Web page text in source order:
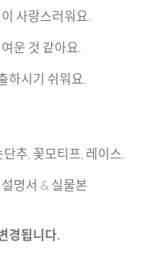
사랑스러워요.
운 것 같아요.
하시기 쉬워요.
추, 꽃모티프, 레이스,
명서 & 실물본
경됩니다.